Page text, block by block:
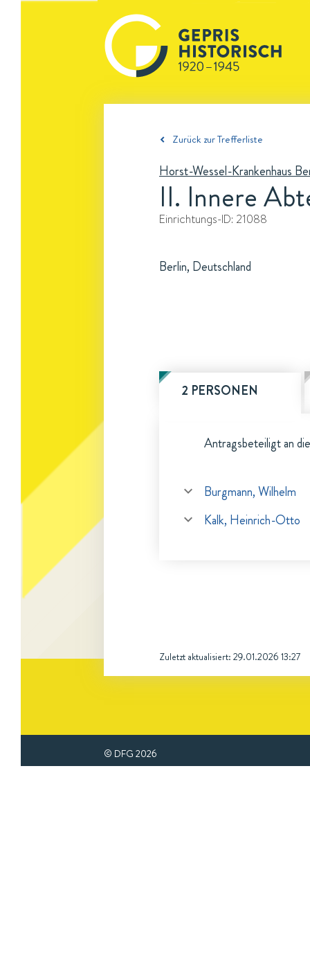
Zurück zur Trefferliste
Horst-Wessel-Krankenhaus
II. Innere
Einrichtungs-ID: 21088
Berlin, Deutschland
2 PERSONEN
Antragsbeteiligt an
Burgmann, Wilhelm
Kalk, Heinrich-Otto
Zuletzt aktualisiert: 29.01.2026 13:27
© DFG 2026